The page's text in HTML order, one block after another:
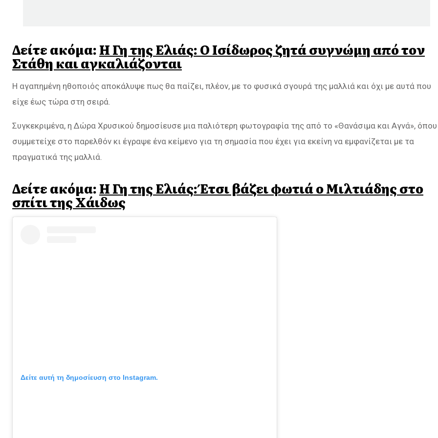
Δείτε ακόμα:Η Γη της Ελιάς: Ο Ισίδωρος ζητά συγνώμη από τον
Στάθη και αγκαλιάζονται
Η αγαπημένη ηθοποιός αποκάλυψε πως θα παίζει, πλέον, με το φυσικά σγουρά της μαλλιά και όχι με αυτά που
είχε έως τώρα στη σειρά.
Συγκεκριμένα, η Δώρα Χρυσικού δημοσίευσε μια παλιότερη φωτογραφία της από το «Θανάσιμα και Αγνά», όπου
συμμετείχε στο παρελθόν κι έγραψε ένα κείμενο για τη σημασία που έχει για εκείνη να εμφανίζεται με τα
πραγματικά της μαλλιά.
Δείτε ακόμα:Η Γη της Ελιάς: Έτσι βάζει φωτιά ο Μιλτιάδης στο
σπίτι της Χάιδως
Δείτε αυτή τη δημοσίευση στο Instagram.